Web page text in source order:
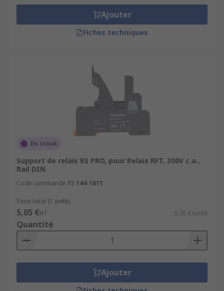
Ajouter
Fiches techniques
En stock
Support de relais RS PRO, pour Relais RFT, 300V c.a.,
Rail DIN
Code commande RS 144-1611
Sous-total (1 unité)
5,05 €HT 5,05 €/unité
Quantité
Ajouter